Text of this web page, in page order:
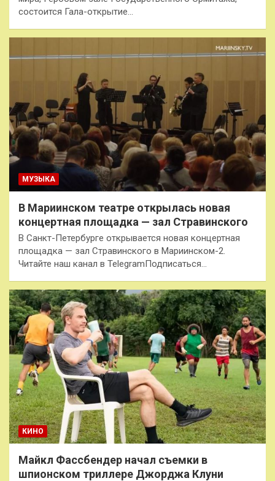
состоится Гала-открытие…
МУЗЫКА
В Мариинском театре открылась новая
концертная площадка — зал Стравинского
В Санкт-Петербурге открывается новая концертная
площадка — зал Стравинского в Мариинском-2.
Читайте наш канал в TelegramПодписаться…
КИНО
Майкл Фассбендер начал съемки в
шпионском триллере Джорджа Клуни